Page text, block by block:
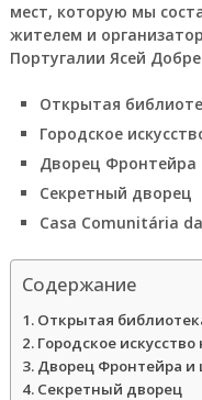
мест, которую мы
жителем и
Португалии Ясей
Открытая
Городское
Дворец Фронтейра
Секретный дворец
Casa Comunitária
Содержание
Открытая
Городское
Дворец Фронтейра и
Секретный дворец